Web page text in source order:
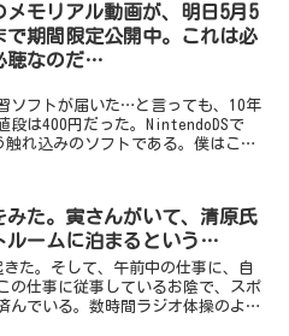
メモリアル動画が、明日5月5
で期間限定公開中。これは必
聴なのだ…
ソフトが届いた…と言っても、10年
段は400円だった。NintendoDSで
触れ込みのソフトである。僕はこれ
みた。寅さんがいて、清原氏
ルームに泊まるという…
た。そして、午前中の仕事に、自
の仕事に従事しているお陰で、スポ
んでいる。数時間ラジオ体操のよう